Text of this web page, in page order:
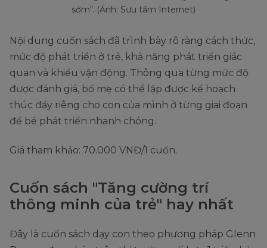
sớm". (Ảnh: Sưu tầm Internet)
Nội dung cuốn sách đã trình bày rõ ràng cách thức,
mức độ phát triển ở trẻ, khả năng phát triển giác
quan và khiếu vận động. Thông qua từng mức độ
được đánh giá, bố mẹ có thể lập được kế hoạch
thúc đẩy riêng cho con của mình ở từng giai đoạn
để bé phát triển nhanh chóng.
Giá tham khảo: 70.000 VNĐ/1 cuốn.
Cuốn sách "Tăng cường trí
thông minh của trẻ" hay nhất
Đây là cuốn sách dạy con theo phương pháp Glenn